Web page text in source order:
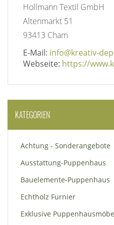
Hollmann Textil GmbH
Altenmarkt 51
93413 Cham
E-Mail: info@kreativ-
Webseite: https://
KATEGORIEN
Achtung - Sonderangebote
Ausstattung-Puppenhaus
Bauelemente-Puppenhaus
Echtholz Furnier
Exklusive